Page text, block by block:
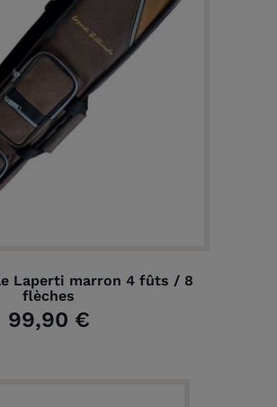
Laperti marron 4 fûts / 8
flèches
99,90 €